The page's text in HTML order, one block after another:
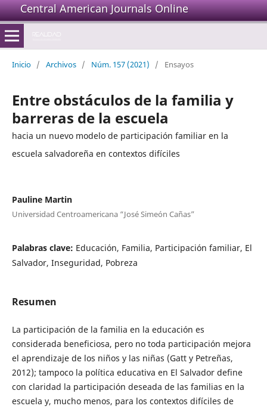
Central American Journals Online
Inicio / Archivos / Núm. 157 (2021) / Ensayos
Entre obstáculos de la familia y
barreras de la escuela
hacia un nuevo modelo de participación familiar en la
escuela salvadoreña en contextos difíciles
Pauline Martin
Universidad Centroamericana “José Simeón Cañas”
Palabras clave: Educación, Familia, Participación familiar, El
Salvador, Inseguridad, Pobreza
Resumen
La participación de la familia en la educación es
considerada beneficiosa, pero no toda participación mejora
el aprendizaje de los niños y las niñas (Gatt y Petreñas,
2012); tampoco la política educativa en El Salvador define
con claridad la participación deseada de las familias en la
escuela y, mucho menos, para los contextos difíciles de